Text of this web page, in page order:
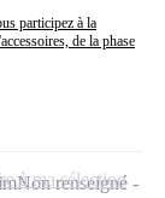
participez à la
de la phase
Non renseigné
à ma sélection